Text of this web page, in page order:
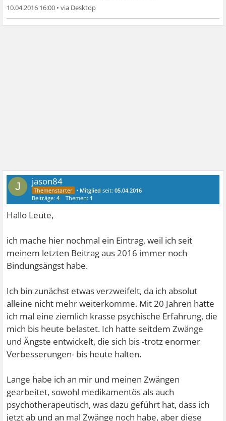
10.04.2016 16:00 •
J jason84
• Mitglied seit:05.04.2016
Beiträge:4 Themen: 1
Hallo Leute,
ich mache hier nochmal ein Eintrag, weil ich seit
meinem letzten Beitrag aus 2016 immer noch
Bindungsängst habe.
Ich bin zunächst etwas verzweifelt, da ich absolut
alleine nicht mehr weiterkomme. Mit 20 Jahren hatte
ich mal eine ziemlich krasse psychische Erfahrung, die
mich bis heute belastet. Ich hatte seitdem Zwänge
und Ängste entwickelt, die sich bis -trotz enormer
Verbesserungen- bis heute halten.
Lange habe ich an mir und meinen Zwängen
gearbeitet, sowohl medikamentös als auch
psychotherapeutisch, was dazu geführt hat, dass ich
jetzt ab und an mal Zwänge noch habe, aber diese